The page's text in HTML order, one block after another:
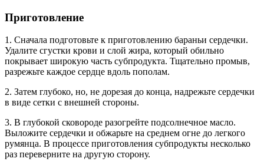
Приготовление
1. Сначала подготовьте к приготовлению бараньи сердечки.
Удалите сгустки крови и слой жира, который обильно
покрывает широкую часть субпродукта. Тщательно промыв,
разрежьте каждое сердце вдоль пополам.
2. Затем глубоко, но, не дорезая до конца, надрежьте сердечки
в виде сетки с внешней стороны.
3. В глубокой сковороде разогрейте подсолнечное масло.
Выложите сердечки и обжарьте на среднем огне до легкого
румянца. В процессе приготовления субпродукты несколько
раз переверните на другую сторону.